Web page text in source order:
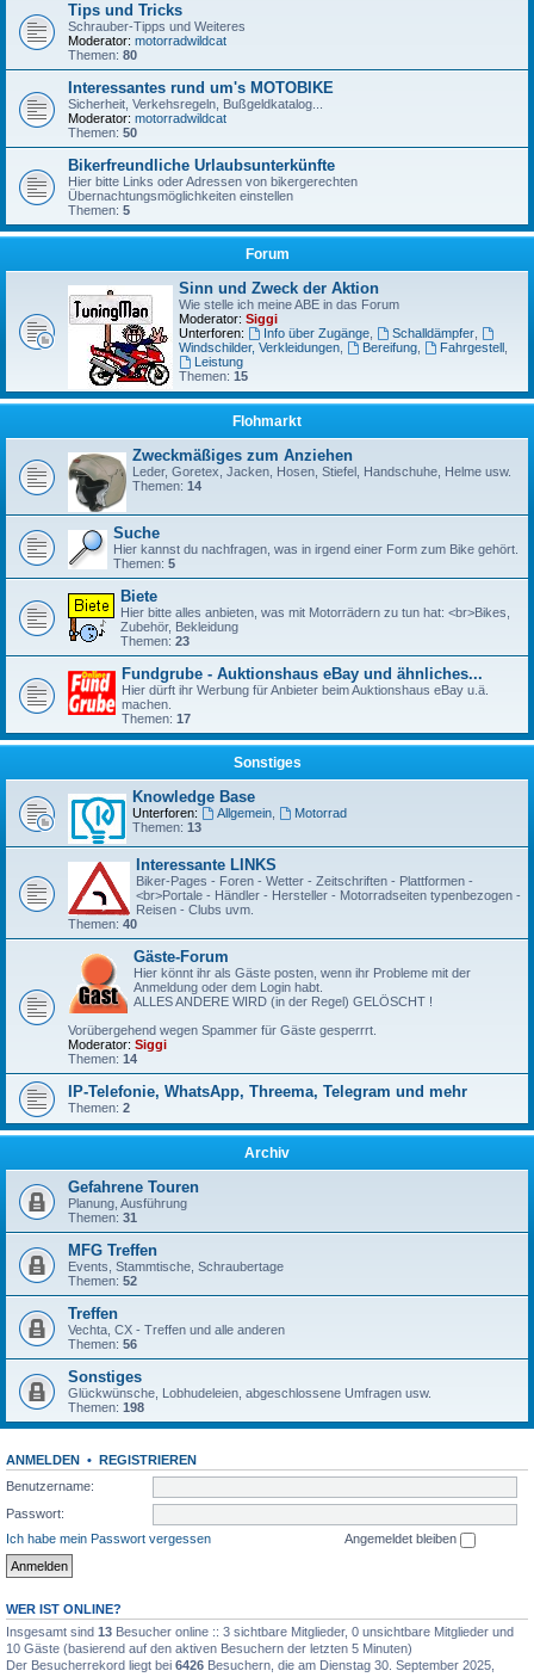
Tips und Tricks
Schrauber-Tipps und Weiteres
Moderator: motorradwildcat
Themen: 80
Interessantes rund um's MOTOBIKE
Sicherheit, Verkehsregeln, Bußgeldkatalog...
Moderator: motorradwildcat
Themen: 50
Bikerfreundliche Urlaubsunterkünfte
Hier bitte Links oder Adressen von bikergerechten
Übernachtungsmöglichkeiten einstellen
Themen: 5
Forum
Sinn und Zweck der Aktion
Wie stelle ich meine ABE in das Forum
Moderator: Siggi
Unterforen:
Info über Zugänge, Schalldämpfer,
Windschilder, Verkleidungen
Bereifung, Fahrgestell,
Leistung
Themen: 15
Flohmarkt
Zweckmäßiges zum Anziehen
Leder, Goretex, Jacken, Hosen, Stiefel, Handschuhe, Helme usw.
Themen: 14
Suche
Hier kannst du nachfragen, was in irgend einer Form zum Bike gehört.
Themen: 5
Biete
Hier bitte alles anbieten, was mit Motorrädern zu tun hat: <br>Bikes,
Zubehör, Bekleidung
Themen: 23
Fundgrube - Auktionshaus eBay und ähnliches...
Hier dürft ihr Werbung für Anbieter beim Auktionshaus eBay u.ä.
machen.
Themen: 17
Sonstiges
Knowledge Base
Unterforen: Allgemein,
Motorrad
Themen: 13
Interessante LINKS
Biker-Pages - Foren - Wetter - Zeitschriften - Plattformen -
<br>Portale - Händler - Hersteller - Motorradseiten typenbezogen -
Reisen - Clubs uvm.
Themen: 40
Gäste-Forum
Hier könnt ihr als Gäste posten, wenn ihr Probleme mit der
Anmeldung oder dem Login habt.
ALLES ANDERE WIRD (in der Regel) GELÖSCHT !
Vorübergehend wegen Spammer für Gäste gesperrrt.
Moderator: Siggi
Themen: 14
IP-Telefonie, WhatsApp, Threema, Telegram und mehr
Themen: 2
Archiv
Gefahrene Touren
Planung, Ausführung
Themen: 31
MFG Treffen
Events, Stammtische, Schraubertage
Themen: 52
Treffen
Vechta, CX - Treffen und alle anderen
Themen: 56
Sonstiges
Glückwünsche, Lobhudeleien, abgeschlossene Umfragen usw.
Themen: 198
ANMELDEN • REGISTRIEREN
Benutzername:
Passwort:
Ich habe mein Passwort vergessen
Angemeldet bleiben
WER IST ONLINE?
Insgesamt sind 13 Besucher online :: 3 sichtbare Mitglieder, 0 unsichtbare Mitglieder und
10 Gäste (basierend auf den aktiven Besuchern der letzten 5 Minuten)
Der Besucherrekord liegt bei 6426 Besuchern, die am Dienstag 30. September 2025,